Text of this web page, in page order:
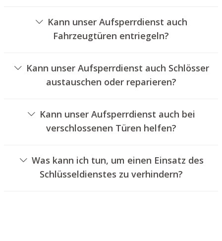
Preisangebote an.
Regel innerhalb von 30 Minuten vor Ort. Die reelle
Wartezeit hängt von der Entfernung des Einsatzortes zu
unserem Unternehmen und den aktuellen
Kann unser Aufsperrdienst auch
Fahrzeugtüren entriegeln?
Kann unser Aufsperrdienst auch Schlösser
austauschen oder reparieren?
von Schlössern an.
Kann unser Aufsperrdienst auch bei
verschlossenen Türen helfen?
aufsperren. Dies kann jedoch normalerweise nicht
erfolgen, ohne das Türschloss aufzubohren. Wir setzen
Ihnen jedoch einen neuen Schließzylinder ein, sodass die
Was kann ich tun, um einen Einsatz des
Schlüsseldienstes zu verhindern?